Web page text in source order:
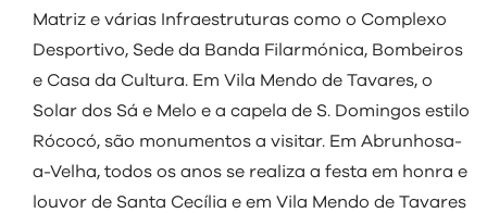
Matriz e várias Infraestruturas como o Complexo
Desportivo, Sede da Banda Filarmónica, Bombeiros
e Casa da Cultura. Em Vila Mendo de Tavares, o
Solar dos Sá e Melo e a capela de S. Domingos estilo
Rócocó, são monumentos a visitar. Em Abrunhosa-
a-Velha, todos os anos se realiza a festa em honra e
louvor de Santa Cecília e em Vila Mendo de Tavares